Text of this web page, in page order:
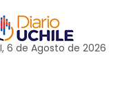
6 de Agosto de 2026